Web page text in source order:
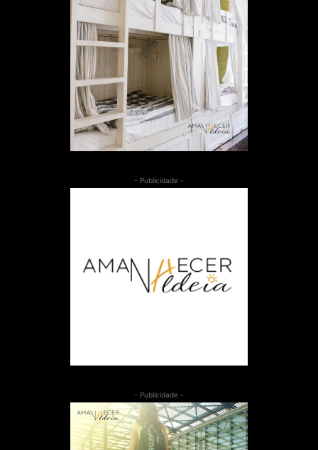
- Publicidade -
- Publicidade -